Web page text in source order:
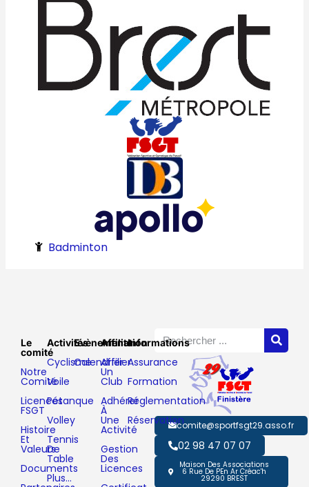
Badminton
comite@sportfsgt29.asso.fr
02 98 47 07 07
Maison Des Associations
6 Rue De PEn Ar Créac'h
29290 BREST
Le
comité
Notre
Comité
Licences
FSGT
Histoire
Et
Valeurs
Documents
Activités
Cyclisme
Voile
Pétanque
Volley
Tennis
De
Table
Plus…
Evènements
Calendrier
Affiliation
Affilier
Un
Club
Adhérer
À
Une
Activité
Gestion
Des
Licences
Informations
Assurance
Formation
Réglementation
Réservation